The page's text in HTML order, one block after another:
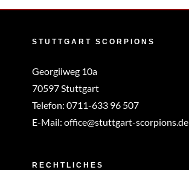
STUTTGART SCORPIONS
Georgiiweg 10a
70597 Stuttgart
Telefon: 0711-633 96 507
E-Mail: office@stuttgart-scorpions.de
RECHTLICHES